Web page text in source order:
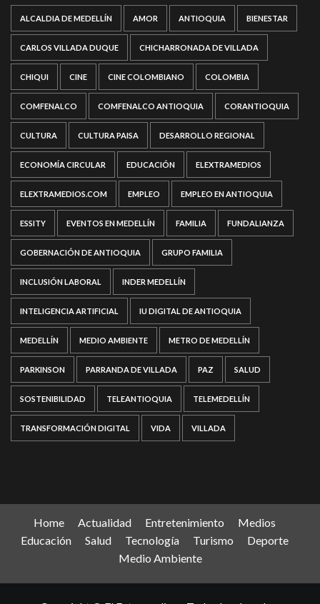
ALCALDIA DE MEDELLÍN AMOR ANTIOQUIA BIENESTAR
CARLOS VILLADA DUQUE CHICHARRONADA DE VILLADA
CHIQUI CINE CINE COLOMBIANO COLOMBIA
COMFENALCO COMFENALCO ANTIOQUIA CORANTIOQUIA
CULTURA CULTURA PAISA DESARROLLO REGIONAL
ECONOMÍA CIRCULAR EDUCACIÓN ELEXTRAMEDIOS
ELEXTRAMEDIOS.COM EMPLEO EMPLEO EN ANTIOQUIA
ESSITY EVENTOS EN MEDELLÍN FAMILIA FUNDALIANZA
GOBERNACIÓN DE ANTIOQUIA GRUPO FAMILIA
INCLUSIÓN LABORAL INDER MEDELLÍN
INTELIGENCIA ARTIFICIAL IU DIGITAL DE ANTIOQUIA
MEDELLÍN MEDIO AMBIENTE METRO DE MEDELLÍN
PARKINSON PARRANDA DE VILLADA PAZ SALUD
SOSTENIBILIDAD TELEANTIOQUIA TELEMEDELLÍN
TRANSFORMACIÓN DIGITAL VIDA VILLADA
Home Actualidad Entretenimiento
Medios
Educación
Salud Tecnología Turismo
Deporte
Medio Ambiente